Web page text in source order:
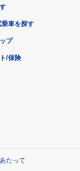
車を探す
プ
/保険
たって